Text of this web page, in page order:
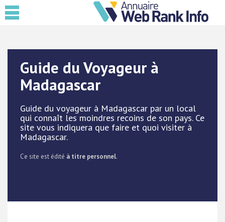
Guide du Voyageur à
Madagascar
Guide du voyageur à Madagascar par un local
qui connaît les moindres recoins de son pays. Ce
site vous indiquera que faire et quoi visiter à
Madagascar.
Ce site est édité à titre personnel.